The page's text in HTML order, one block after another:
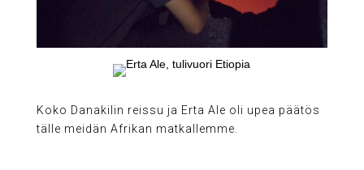
Koko Danakilin reissu ja Erta Ale oli upea päätös
tälle meidän Afrikan matkallemme.